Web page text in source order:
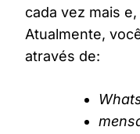
cada vez mais
Atualmente,
através de: